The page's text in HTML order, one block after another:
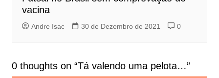
vacina
Andre Isac 30 de Dezembro de 2021 0
0 thoughts on “Tá valendo uma pelota…”